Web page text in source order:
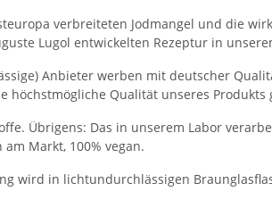
verbreiteten Jodmangel und die
Lugol entwickelten Rezeptur in
Anbieter werben mit deutscher
höchstmögliche Qualität unseres Produkts
Übrigens: Das in unserem Labor
Markt, 100% vegan.
wird in lichtundurchlässigen